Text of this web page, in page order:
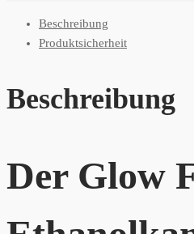
Beschreibung
Produktsicherheit
Beschreibung
Der Glow